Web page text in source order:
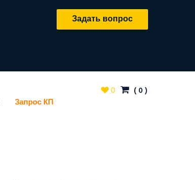
Задать вопрос
Запрос КП
0 ( 0)